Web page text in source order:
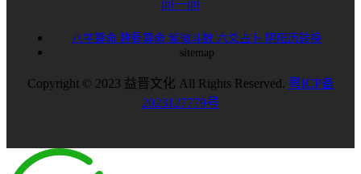
问一问
八字算命 称骨算命 紫微斗数 六爻占卜 阴阳历转换
sitemap
Copyright © 2023 益晋文化 All Rights Reserved. 粤ICP备
2023127779号